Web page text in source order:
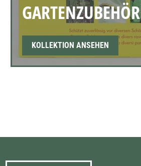
GARTENZUBEHÖR
KOLLEKTION ANSEHEN